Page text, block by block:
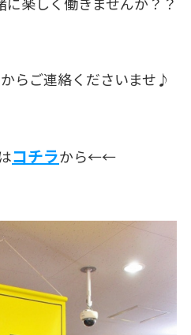
らご連絡くださいませ♪
コチラから←←